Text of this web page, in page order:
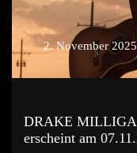
2. November 2025
DRAKE
erscheint am